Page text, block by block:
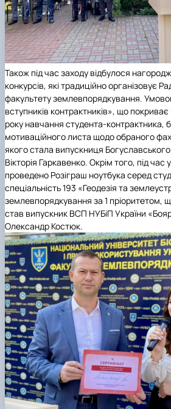
Також під час заходу відбулося
конкурсів, які традиційно організовує
факультету землевпорядкування.
вступників контрактників», що
року навчання студента-контрактника,
мотиваційного листа щодо обраного
якого стала випускниця
Вікторія Гаркавенко. Окрім того, під
проведено Розіграш ноутбука серед
спеціальність 193 «Геодезія та
землевпорядкування за 1 пріоритетом,
став випускник ВСП НУБіП України
Олександр Костюк.